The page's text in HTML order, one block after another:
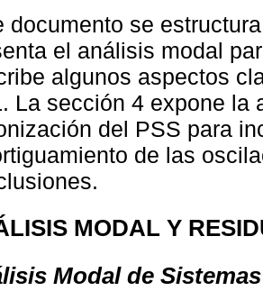
documento se
el análisis modal
algunos aspectos
La sección 4 expone la
del PSS para
de las
MODAL Y
Modal de